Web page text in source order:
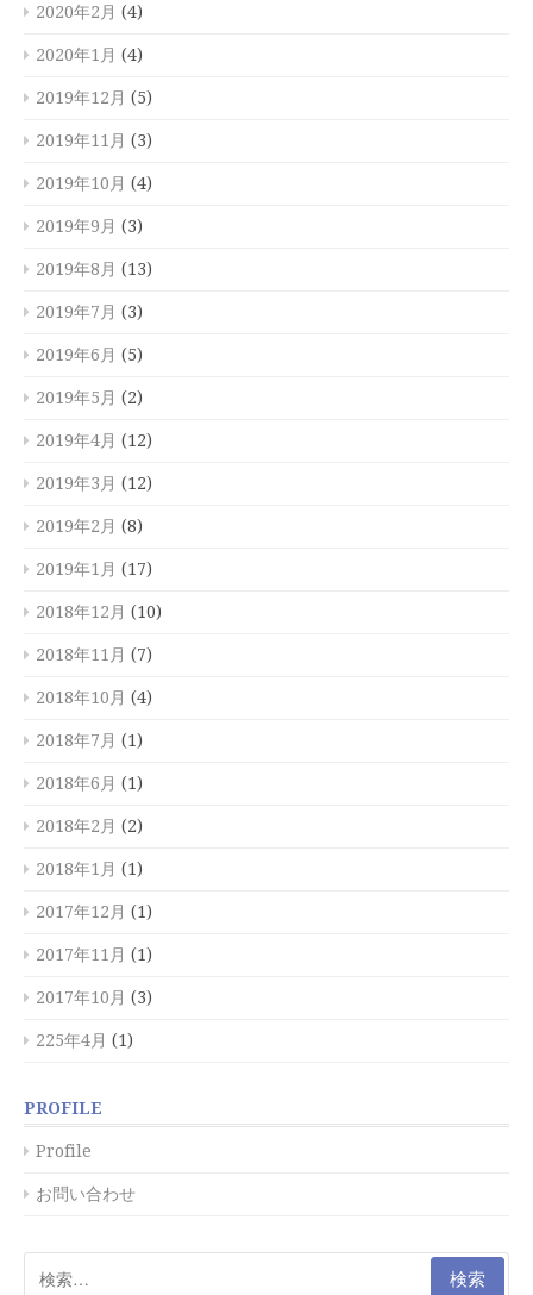
2020年2月 (4)
2020年1月 (4)
2019年12月 (5)
2019年11月 (3)
2019年10月 (4)
2019年9月 (3)
2019年8月 (13)
2019年7月 (3)
2019年6月 (5)
2019年5月 (2)
2019年4月 (12)
2019年3月 (12)
2019年2月 (8)
2019年1月 (17)
2018年12月 (10)
2018年11月 (7)
2018年10月 (4)
2018年7月 (1)
2018年6月 (1)
2018年2月 (2)
2018年1月 (1)
2017年12月 (1)
2017年11月 (1)
2017年10月 (3)
225年4月 (1)
PROFILE
Profile
お問い合わせ
索: